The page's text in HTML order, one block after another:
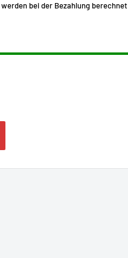
werden bei der Bezahlung berechnet